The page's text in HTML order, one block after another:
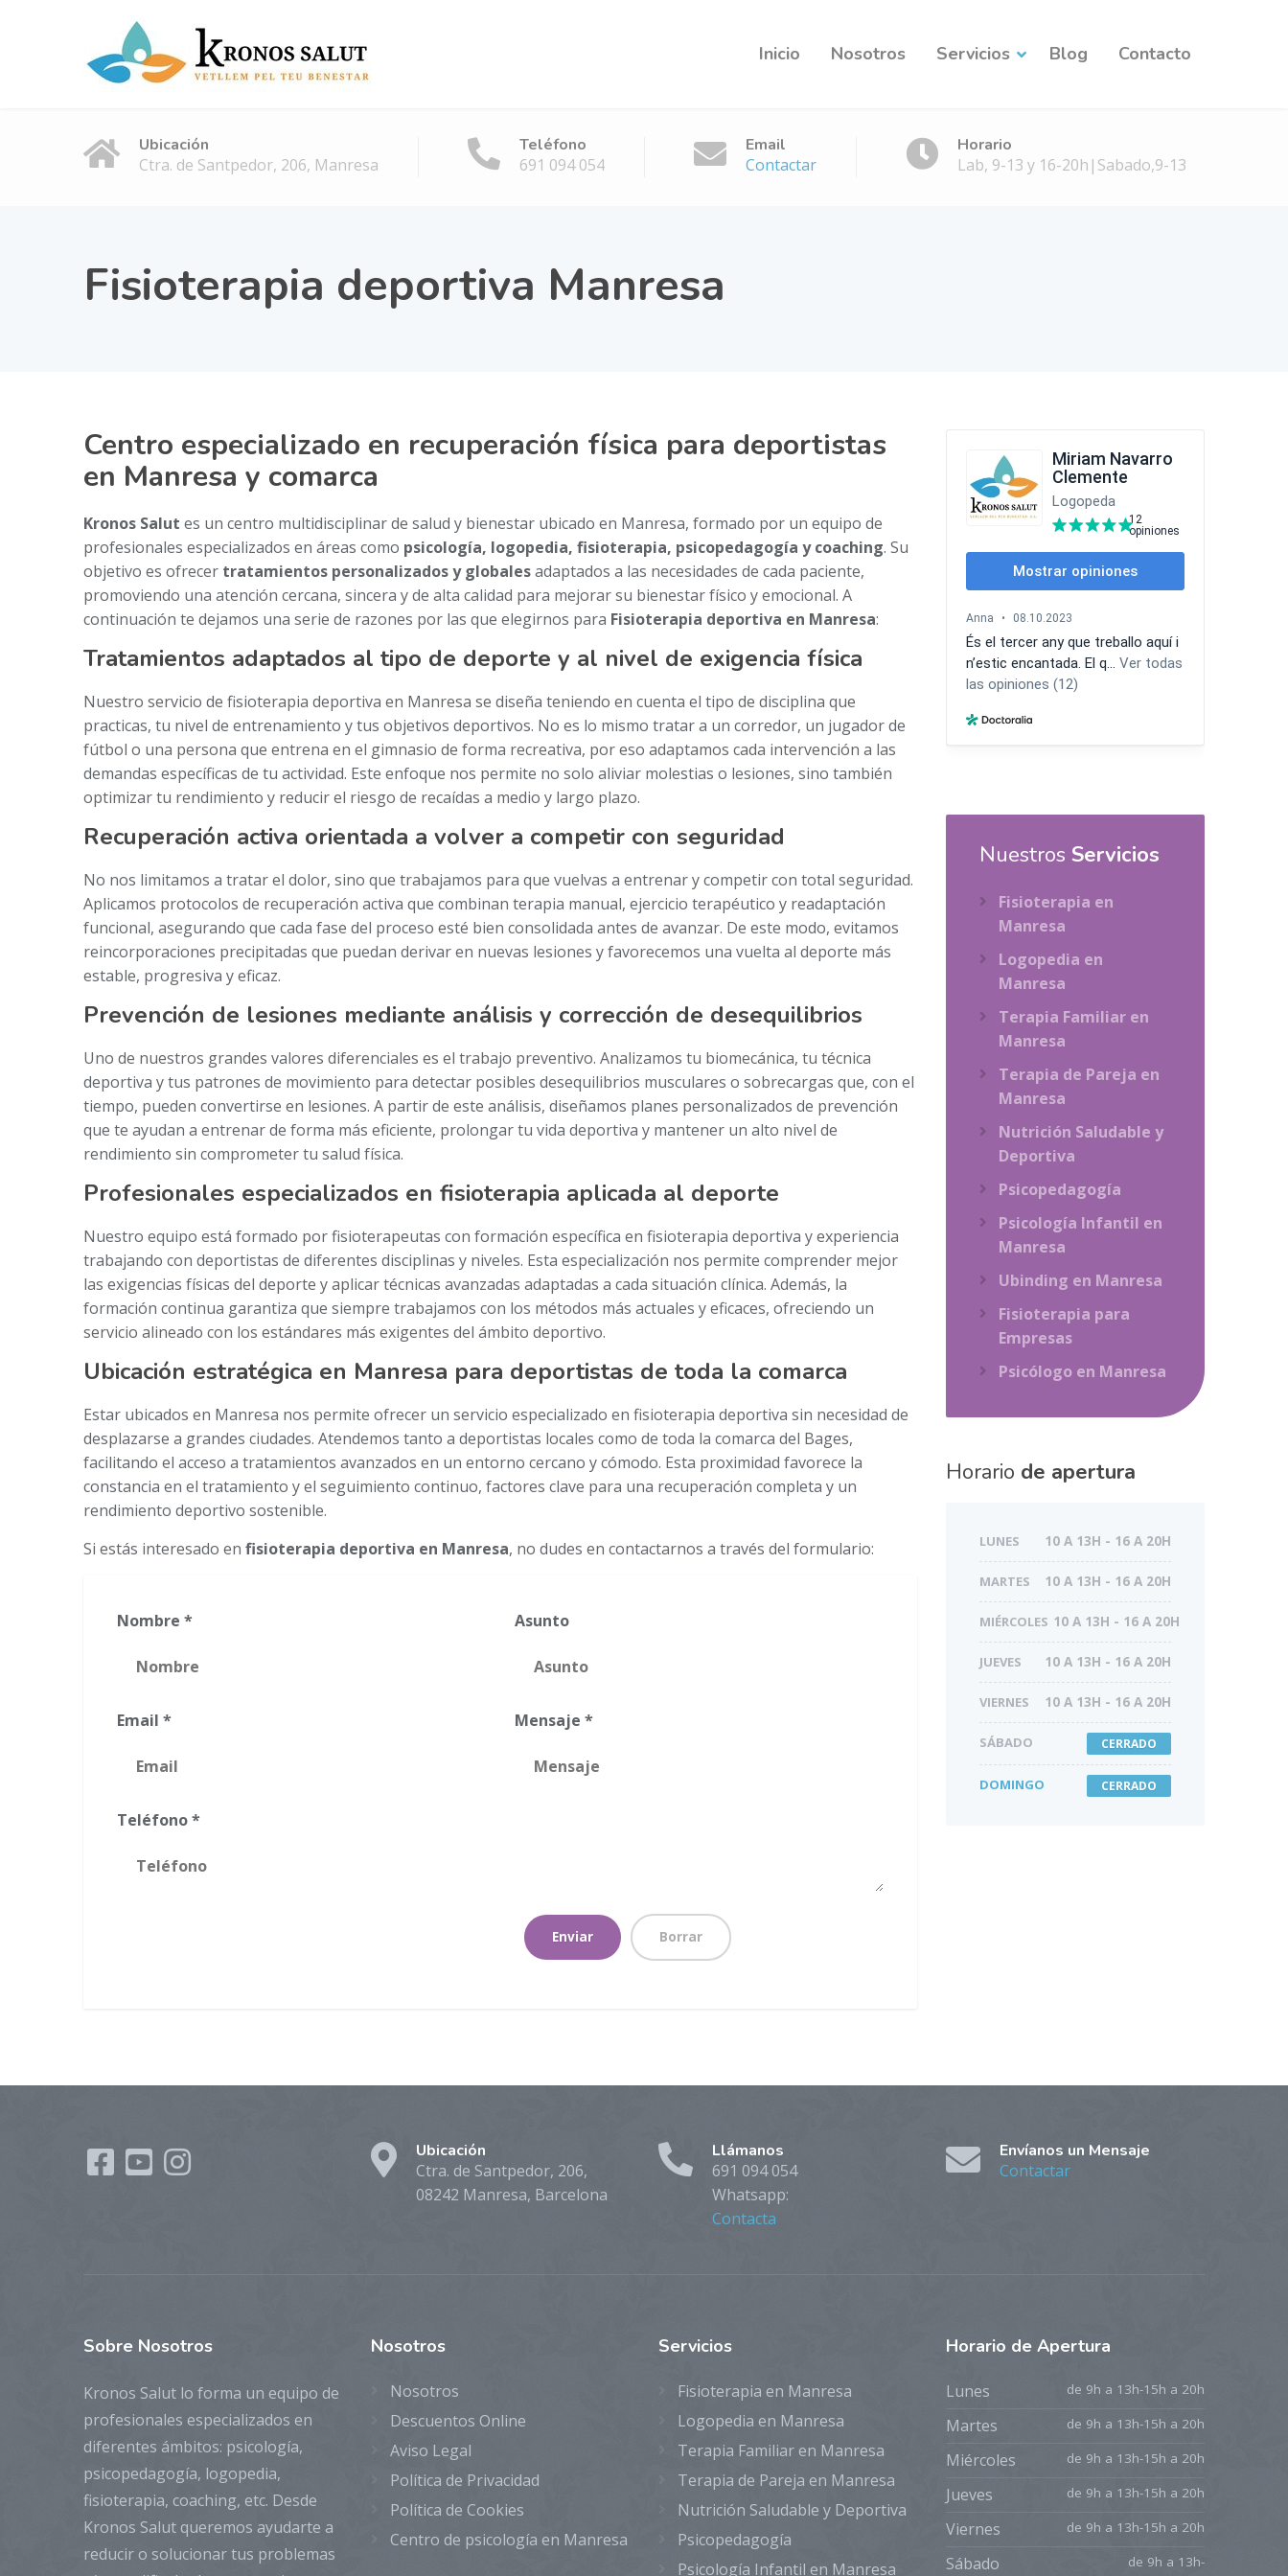
Inicio Nosotros Servicios Blog Contacto
Ubicación
Ctra. de Santpedor, 206, Manresa
Teléfono
691 094 054
Email
Contactar
Horario
Lab, 9-13 y 16-20h|Sabado,9-13
Fisioterapia deportiva Manresa
Centro especializado en recuperación física para deportistas
en Manresa y comarca
Kronos Salut es un centro multidisciplinar de salud y bienestar ubicado en Manresa, formado por un equipo de
profesionales especializados en áreas como psicología, logopedia, fisioterapia, psicopedagogía y coaching. Su
objetivo es ofrecer tratamientos personalizados y globalesadaptados a las necesidades de cada paciente,
promoviendo una atención cercana, sincera y de alta calidad para mejorar su bienestar físico y emocional. A
continuación te dejamos una serie de razones por las que elegirnos para Fisioterapia deportiva en Manresa:
Tratamientos adaptados al tipo de deporte y al nivel de exigencia física
Nuestro servicio de fisioterapia deportiva en Manresa se diseña teniendo en cuenta el tipo de disciplina que
practicas, tu nivel de entrenamiento y tus objetivos deportivos. No es lo mismo tratar a un corredor, un jugador de
fútbol o una persona que entrena en el gimnasio de forma recreativa, por eso adaptamos cada intervención a las
demandas específicas de tu actividad. Este enfoque nos permite no solo aliviar molestias o lesiones, sino también
optimizar tu rendimiento y reducir el riesgo de recaídas a medio y largo plazo.
Recuperación activa orientada a volver a competir con seguridad
No nos limitamos a tratar el dolor, sino que trabajamos para que vuelvas a entrenar y competir con total seguridad.
Aplicamos protocolos de recuperación activa que combinan terapia manual, ejercicio terapéutico y readaptación
funcional, asegurando que cada fase del proceso esté bien consolidada antes de avanzar. De este modo, evitamos
reincorporaciones precipitadas que puedan derivar en nuevas lesiones y favorecemos una vuelta al deporte más
estable, progresiva y eficaz.
Prevención de lesiones mediante análisis y corrección de desequilibrios
Uno de nuestros grandes valores diferenciales es el trabajo preventivo. Analizamos tu biomecánica, tu técnica
deportiva y tus patrones de movimiento para detectar posibles desequilibrios musculares o sobrecargas que, con el
tiempo, pueden convertirse en lesiones. A partir de este análisis, diseñamos planes personalizados de prevención
que te ayudan a entrenar de forma más eficiente, prolongar tu vida deportiva y mantener un alto nivel de
rendimiento sin comprometer tu salud física.
Profesionales especializados en fisioterapia aplicada al deporte
Nuestro equipo está formado por fisioterapeutas con formación específica en fisioterapia deportiva y experiencia
trabajando con deportistas de diferentes disciplinas y niveles. Esta especialización nos permite comprender mejor
las exigencias físicas del deporte y aplicar técnicas avanzadas adaptadas a cada situación clínica. Además, la
formación continua garantiza que siempre trabajamos con los métodos más actuales y eficaces, ofreciendo un
servicio alineado con los estándares más exigentes del ámbito deportivo.
Ubicación estratégica en Manresa para deportistas de toda la comarca
Estar ubicados en Manresa nos permite ofrecer un servicio especializado en fisioterapia deportiva sin necesidad de
desplazarse a grandes ciudades. Atendemos tanto a deportistas locales como de toda la comarca del Bages,
facilitando el acceso a tratamientos avanzados en un entorno cercano y cómodo. Esta proximidad favorece la
constancia en el tratamiento y el seguimiento continuo, factores clave para una recuperación completa y un
rendimiento deportivo sostenible.
Si estás interesado en fisioterapia deportiva en Manresa, no dudes en contactarnos a través del formulario:
Nombre *
Email *
Teléfono *
Asunto
Mensaje *
Nuestros Servicios
Fisioterapia en
Manresa
Logopedia en
Manresa
Terapia Familiar en
Manresa
Terapia de Pareja en
Manresa
Nutrición Saludable y
Deportiva
Psicopedagogía
Psicología Infantil en
Manresa
Ubinding en Manresa
Fisioterapia para
Empresas
Psicólogo en Manresa
Horario de apertura
LUNES 10 A 13H - 16 A 20H
MARTES 10 A 13H - 16 A 20H
MIÉRCOLES 10 A 13H - 16 A 20H
JUEVES 10 A 13H - 16 A 20H
VIERNES 10 A 13H - 16 A 20H
SÁBADO CERRADO
DOMINGO CERRADO
Ubicación
Ctra. de Santpedor, 206,
08242 Manresa, Barcelona
Llámanos
691 094 054
Whatsapp:
Contacta
Envíanos un Mensaje
Contactar
Sobre Nosotros
Kronos Salut lo forma un equipo de
profesionales especializados en
diferentes ámbitos: psicología,
psicopedagogía, logopedia,
fisioterapia, coaching, etc. Desde
Kronos Salut queremos ayudarte a
reducir o solucionar tus problemas
Nosotros
Nosotros
Descuentos Online
Aviso Legal
Política de Privacidad
Política de Cookies
Centro de psicología en Manresa
Servicios
Fisioterapia en Manresa
Logopedia en Manresa
Terapia Familiar en Manresa
Terapia de Pareja en Manresa
Nutrición Saludable y Deportiva
Psicopedagogía
Psicología Infantil en Manresa
Horario de Apertura
Lunes de 9h a 13h-15h a 20h
Martes de 9h a 13h-15h a 20h
Miércoles de 9h a 13h-15h a 20h
Jueves de 9h a 13h-15h a 20h
Viernes de 9h a 13h-15h a 20h
Sábado de 9h a 13h-